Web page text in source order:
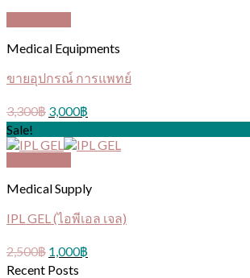
Medical Equipments
ขายอุปกรณ์ การแพทย์
3,300฿ 3,000฿
Sale!
Medical Supply
IPL GEL (ไอพีเอล เจล)
2,500฿ 1,000฿
Recent Posts